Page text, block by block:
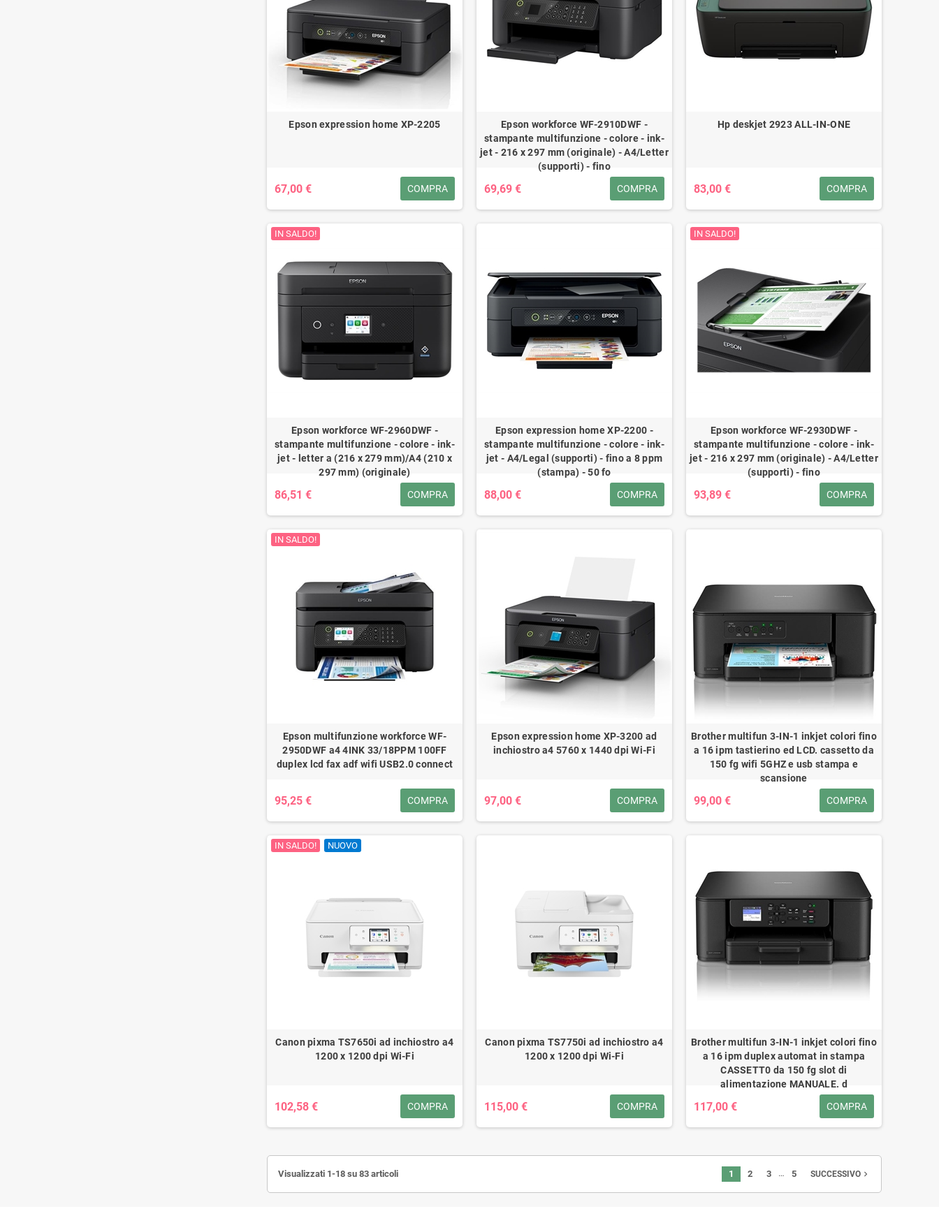
Epson expression home XP-2205
67,00 € COMPRA
Epson workforce WF-2910DWF -
stampante multifunzione - colore - ink-
jet - 216 x 297 mm (originale) - A4/Letter
(supporti) - fino
69,69 € COMPRA
Hp deskjet 2923 ALL-IN-ONE
83,00 € COMPRA
IN SALDO!
Epson workforce WF-2960DWF -
stampante multifunzione - colore - ink-
jet - letter a (216 x 279 mm)/A4 (210 x
297 mm) (originale)
86,51 € COMPRA
Epson expression home XP-2200 -
stampante multifunzione - colore - ink-
jet - A4/Legal (supporti) - fino a 8 ppm
(stampa) - 50 fo
88,00 € COMPRA
IN SALDO!
Epson workforce WF-2930DWF -
stampante multifunzione - colore - ink-
jet - 216 x 297 mm (originale) - A4/Letter
(supporti) - fino
93,89 € COMPRA
IN SALDO!
Epson multifunzione workforce WF-
2950DWF a4 4INK 33/18PPM 100FF
duplex lcd fax adf wifi USB2.0 connect
95,25 € COMPRA
Epson expression home XP-3200 ad
inchiostro a4 5760 x 1440 dpi Wi-Fi
97,00 € COMPRA
Brother multifun 3-IN-1 inkjet colori fino
a 16 ipm tastierino ed LCD. cassetto da
150 fg wifi 5GHZ e usb stampa e
scansione
99,00 € COMPRA
IN SALDO! NUOVO
Canon pixma TS7650i ad inchiostro a4
1200 x 1200 dpi Wi-Fi
102,58 € COMPRA
Canon pixma TS7750i ad inchiostro a4
1200 x 1200 dpi Wi-Fi
115,00 € COMPRA
Brother multifun 3-IN-1 inkjet colori fino
a 16 ipm duplex automat in stampa
CASSETT0 da 150 fg slot di
alimentazione MANUALE. d
117,00 € COMPRA
Visualizzati 1-18 su 83 articoli 1 2 3 … 5 SUCCESSIVOnavigate_next